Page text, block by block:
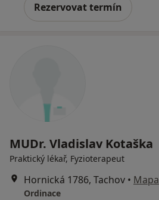
Rezervovat termín
MUDr. Vladislav Kotaška
Praktický lékař, Fyzioterapeut
Hornická 1786, Tachov • Mapa
Ordinace